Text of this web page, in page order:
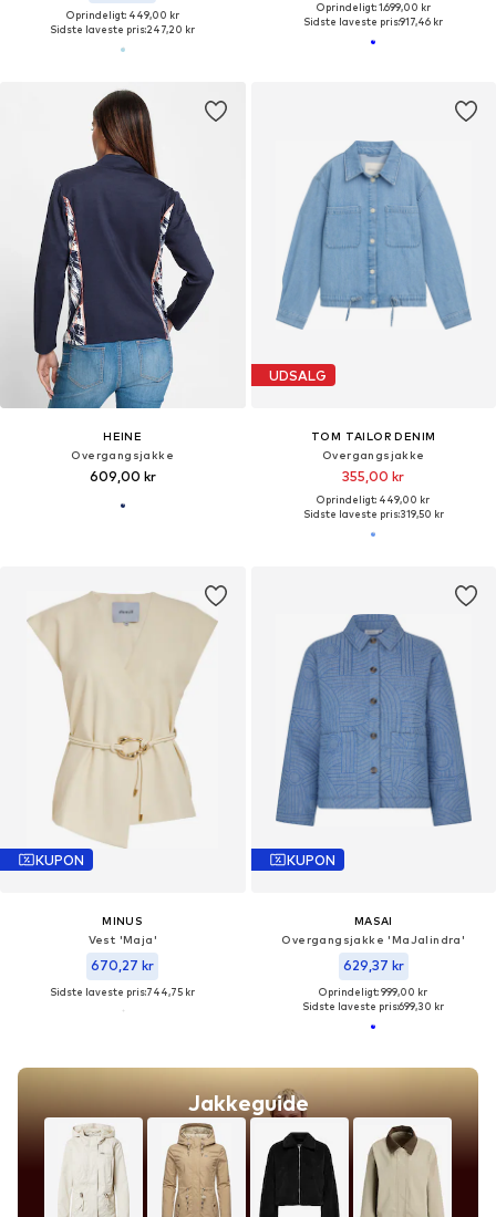
Oprindeligt: 449,00 kr
Sidste laveste pris:247,20 kr
Oprindeligt: 1.699,00 kr
Sidste laveste pris:917,46 kr
HEINE
Overgangsjakke
609,00 kr
UDSALG
TOM TAILOR DENIM
Overgangsjakke
355,00 kr
Oprindeligt: 449,00 kr
Sidste laveste pris:319,50 kr
KUPON
MINUS
Vest 'Maja'
670,27 kr
Sidste laveste pris:744,75 kr
Jakkeguide
KUPON
MASAI
Overgangsjakke 'MaJalindra'
629,37 kr
Oprindeligt: 999,00 kr
Sidste laveste pris:699,30 kr